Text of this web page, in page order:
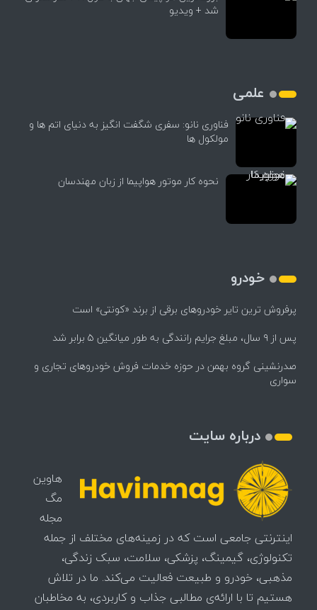
شد + ویدیو
علمی
فناوری نانو: سفری شگفت انگیز به دنیای اتم ها و
مولکول ها
نحوه کار موتور هواپیما از زبان مهندسان
خودرو
پرفروش ترین تایر خودروهای برقی از برند «کونتی» است
پس از ۹ سال، مبلغ جرایم رانندگی به طور میانگین ۵ برابر شد
صدرنشینی گروه بهمن در حوزه خدمات فروش خودروهای تجاری و
سواری
درباره سایت
هاوین
مگ
مجله
اینترنتی جامعی است که در زمینه‌های مختلف از جمله
تکنولوژی، گیمینگ، پزشکی، سلامت، سبک زندگی،
مذهبی، خودرو و طبیعت فعالیت می‌کند. ما در تلاش
هستیم تا با ارائه‌ی مطالبی جذاب و کاربردی، به مخاطبان